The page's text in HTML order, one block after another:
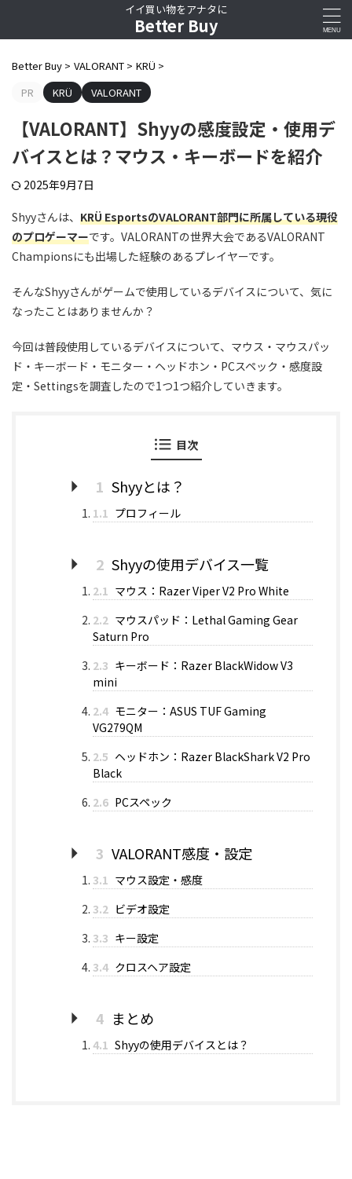
イイ買い物をアナタに
Better Buy
Better Buy > VALORANT > KRÜ >
PR
KRÜ VALORANT
【VALORANT】Shyyの感度設定・使用デ
バイスとは？マウス・キーボードを紹介
2025年9月7日
Shyyさんは、 KRÜ EsportsのVALORANT部門に所属している現役
のプロゲーマーです。VALORANTの世界大会であるVALORANT
Championsにも出場した経験のあるプレイヤーです。
そんなShyyさんがゲームで使用しているデバイスについて、気に
なったことはありませんか？
今回は普段使用しているデバイスについて、マウス・マウスパッ
ド・キーボード・モニター・ヘッドホン・PCスペック・感度設
定・Settingsを調査したので1つ1つ紹介していきます。
目次
1 Shyyとは？
1.1 プロフィール
2 Shyyの使用デバイス一覧
2.1 マウス：Razer Viper V2 Pro White
2.2 マウスパッド：Lethal Gaming Gear
Saturn Pro
2.3 キーボード：Razer BlackWidow V3
mini
2.4 モニター：ASUS TUF Gaming
VG279QM
2.5 ヘッドホン：Razer BlackShark V2 Pro
Black
2.6 PCスペック
3 VALORANT感度・設定
3.1 マウス設定・感度
3.2 ビデオ設定
3.3 キー設定
3.4 クロスヘア設定
4 まとめ
4.1 Shyyの使用デバイスとは？